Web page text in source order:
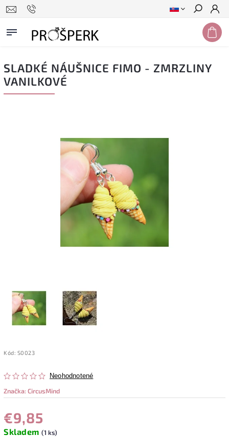
Hľadať
SLADKÉ NÁUŠNICE FIMO - ZMRZLINY
VANILKOVÉ
Kód: S0023
Neohodnotené
Značka:CircusMind
€9,85
Skladem (1 ks)